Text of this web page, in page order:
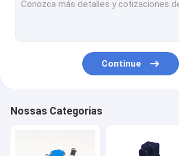
Sensor de força mecânica
Continue
Nossas Categorias